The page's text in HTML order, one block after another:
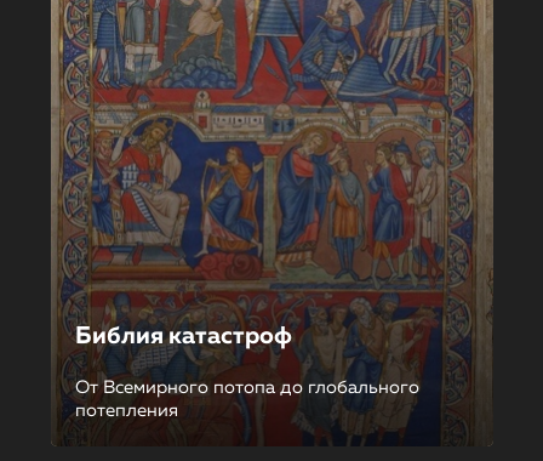
Библия катастроф
От Всемирного потопа до глобального
потепления